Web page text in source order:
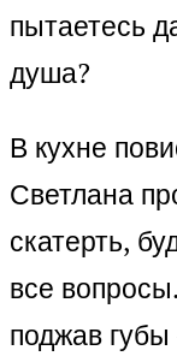
пытаетесь
душа?
В кухне
Светлана
скатерть,
все
поджав